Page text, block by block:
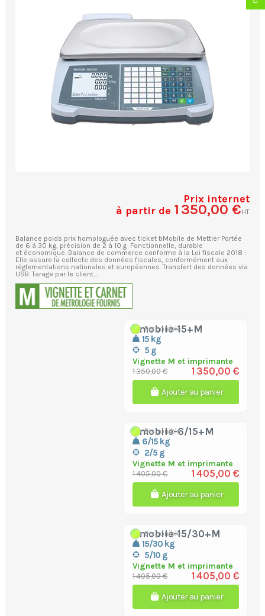
Prix internet
à partir de 1 350,00 €HT
Balance poids prix homologuée avec ticket bMobile de Mettler Portée
de 6 à 30 kg, précision de 2 à 10 g Fonctionnelle, durable
et économique. Balance de commerce conforme à la Loi fiscale 2018 :
Elle assure la collecte des données fiscales, conformément aux
réglementations nationales et européennes. Transfert des données via
USB. Tarage par le client....
bmobile-15+M
15 kg
5 g
Vignette M et imprimante
Disponible
1 350,00 € 1 350,00 €
Ajouter au panier
bmobile-6/15+M
6/15 kg
2/5 g
Vignette M et imprimante
Disponible
1 405,00 € 1 405,00 €
Ajouter au panier
bmobile-15/30+M
15/30 kg
5/10 g
Vignette M et imprimante
Disponible
1 405,00 € 1 405,00 €
Ajouter au panier